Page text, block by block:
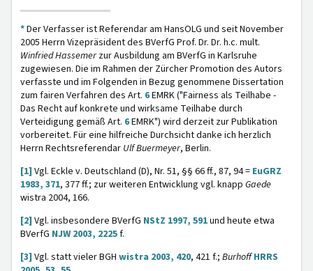
*Der Verfasser ist Referendar am HansOLG und seit November
2005 Herrn Vizepräsident des BVerfG Prof. Dr. Dr. h.c. mult.
Winfried Hassemerzur Ausbildung am BVerfG in Karlsruhe
zugewiesen. Die im Rahmen der Zürcher Promotion des Autors
verfasste und im Folgenden in Bezug genommene Dissertation
zum fairen Verfahren des Art. 6EMRK ("Fairness als Teilhabe -
Das Recht auf konkrete und wirksame Teilhabe durch
Verteidigung gemäß Art. 6EMRK") wird derzeit zur Publikation
vorbereitet. Für eine hilfreiche Durchsicht danke ich herzlich
Herrn Rechtsreferendar Ulf Buermeyer, Berlin.
[1] Vgl. Eckle v. Deutschland (D), Nr. 51, §§ 66 ff., 87, 94 = EuGRZ
1983, 371, 377 ff.; zur weiteren Entwicklung vgl. knapp Gaede
wistra 2004, 166.
[2] Vgl. insbesondere BVerfG NStZ 1997, 591und heute etwa
BVerfG NJW 2003, 2225f.
[3] Vgl. statt vieler BGH wistra 2003, 420, 421 f.; Burhoff HRRS